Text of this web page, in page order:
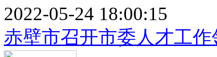
2022-05-24 18:00:15
赤壁市召开市委人才工